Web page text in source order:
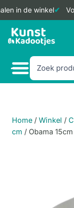
in de winkel
Doorgaan
naar
Home / Winkel /
cm / Obama 15cm